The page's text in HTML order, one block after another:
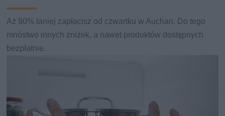
Aż 90% taniej zapłacisz od czwartku w Auchan. Do tego
mnóstwo innych zniżek, a nawet produktów dostępnych
bezpłatnie.